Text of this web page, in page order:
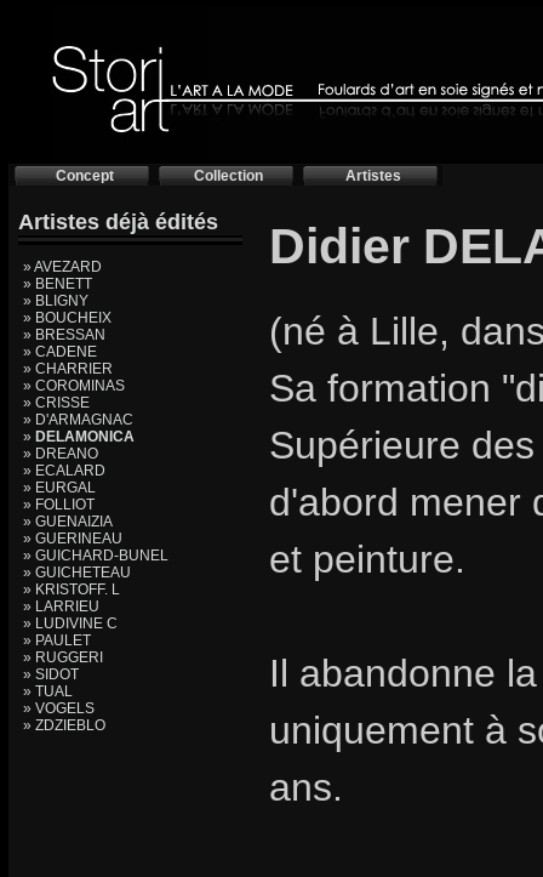
Concept Collection Artistes
Artistes déjà édités
» AVEZARD
» BENETT
» BLIGNY
» BOUCHEIX
» BRESSAN
» CADENE
» CHARRIER
» COROMINAS
» CRISSE
» D'ARMAGNAC
» DELAMONICA
» DREANO
» ECALARD
» EURGAL
» FOLLIOT
» GUENAIZIA
» GUERINEAU
» GUICHARD-BUNEL
» GUICHETEAU
» KRISTOFF. L
» LARRIEU
» LUDIVINE C
» PAULET
» RUGGERI
» SIDOT
» TUAL
» VOGELS
» ZDZIEBLO
Didier
(né à Lille,
Sa formation
Supérieure
d'abord mener
et peinture.
Il abandonne
uniquement à
ans.